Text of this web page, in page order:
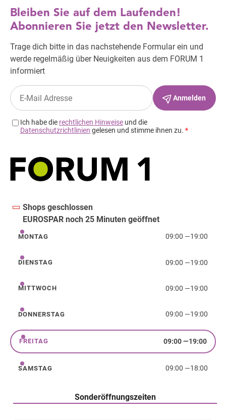
Shops geschlossen
EUROSPAR noch 25 Minuten geöffnet
Montag
MONTAG 09:00 —19:00
Dienstag
DIENSTAG 09:00 —19:00
Mittwoch
MITTWOCH 09:00 —19:00
Donnerstag
DONNERSTAG 09:00 —19:00
Freitag
FREITAG 09:00—19:00
Samstag
SAMSTAG 09:00 —18:00
Sonderöffnungszeiten